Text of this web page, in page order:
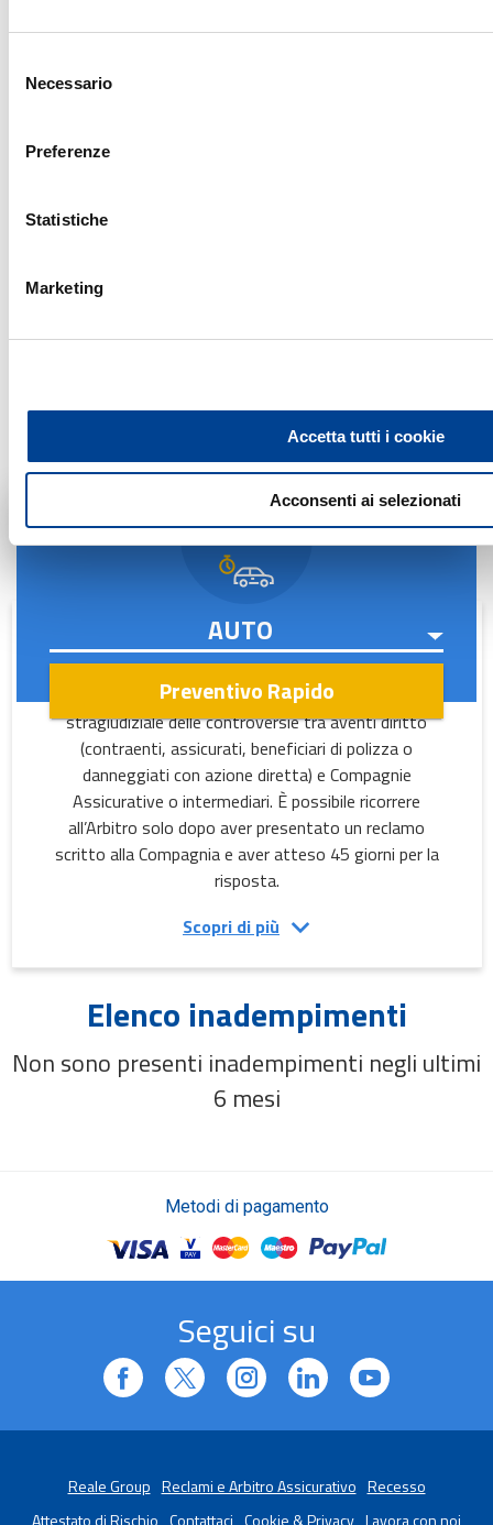
del
consenso
Necessario
Preferenze
Statistiche
Marketing
Accetta tutti i cookie
Acconsenti ai selezionati
Se sei interessato a lavorare con noi, sottoponici la tua
Assicurare?
Preventivo Rapido
Arbitro Assicurativo
Arbitro Assicurativoè un sistema di risoluzione
stragiudiziale delle controversie tra aventi diritto
(contraenti, assicurati, beneficiari di polizza o
danneggiati con azione diretta) e Compagnie
Assicurative o intermediari. È possibile ricorrere
all’Arbitro solo dopo aver presentato un reclamo
scritto alla Compagnia e aver atteso 45 giorni per la
risposta.
Scopri di più
Elenco inadempimenti
Non sono presenti inadempimenti negli ultimi
6 mesi
Metodi di pagamento
Seguici su
Reale Group Reclami e Arbitro Assicurativo Recesso
Attestato di Rischio Contattaci Cookie & Privacy Lavora con noi